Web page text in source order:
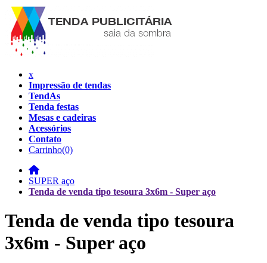
x
Impressão de tendas
TendAs
Tenda festas
Mesas e cadeiras
Acessórios
Contato
Carrinho(0)
SUPER aço
Tenda de venda tipo tesoura 3x6m - Super aço
Tenda de venda tipo tesoura
3x6m - Super aço